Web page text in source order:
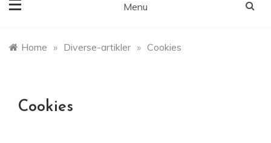
Menu
Home » Diverse-artikler » Cookies
Cookies